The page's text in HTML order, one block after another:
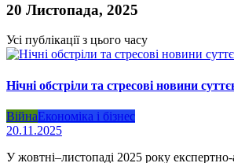
20 Листопада, 2025
Усі публікації з цього часу
Нічні обстріли та стресові новини
ВійнаЕкономіка і бізнес
20.11.2025
У жовтні–листопаді 2025 року